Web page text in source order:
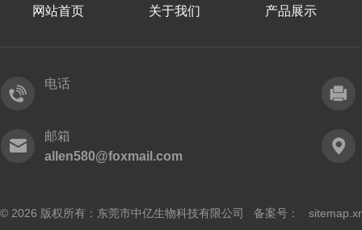
网站首页 关于我们 产品展示
电话
邮箱
allen580@foxmail.com
© 2026 版权所有：东莞市中亿生物科技有限公司 备案号：